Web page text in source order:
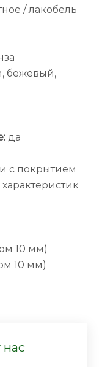
/ лакобель
бежевый,
да
с покрытием
10 мм)
10 мм)
нас